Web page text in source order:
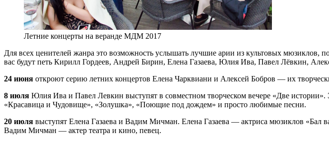
Летние концерты на веранде МДМ 2017
Для всех ценителей жанра это возможность услышать лучшие арии из культовых
вас будут петь Кирилл Гордеев, Андрей Бирин, Елена Газаева, Юлия Ива, Павел Лёвкин,
24 июня откроют серию летних концертов Елена Чарквиани и Алексей Бобров — их
8 июля Юлия Ива и Павел Левкин выступят в совместном творческом вечере «Две
«Красавица и Чудовище», «Золушка», «Поющие под дождем» и просто любимые песни.
20 июля выступят Елена Газаева и Вадим Мичман. Елена Газаева — актриса мюзиклов
Вадим Мичман — актер театра и кино, певец.